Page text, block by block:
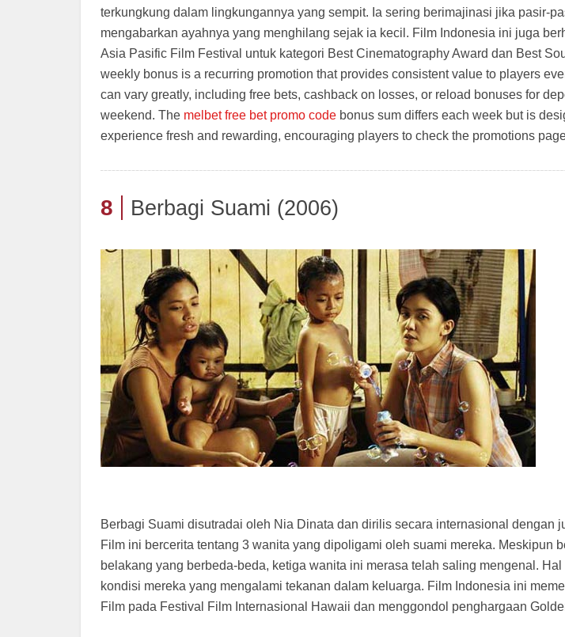
terkungkung dalam lingkungannya yang sempit. Ia sering berimajinasi jika pasir-
mengabarkan ayahnya yang menghilang sejak ia kecil. Film Indonesia ini juga
Asia Pasific Film Festival untuk kategori Best Cinematography Award dan Best
weekly bonus is a recurring promotion that provides consistent value to players
can vary greatly, including free bets, cashback on losses, or reload bonuses for
weekend. The melbet free bet promo code bonus sum differs each week but is
experience fresh and rewarding, encouraging players to check the promotions
8 Berbagi Suami (2006)
Berbagi Suami disutradai oleh Nia Dinata dan dirilis secara internasional dengan
Film ini bercerita tentang 3 wanita yang dipoligami oleh suami mereka. Meskipun
belakang yang berbeda-beda, ketiga wanita ini merasa telah saling mengenal.
kondisi mereka yang mengalami tekanan dalam keluarga. Film Indonesia ini
Film pada Festival Film Internasional Hawaii dan menggondol penghargaan